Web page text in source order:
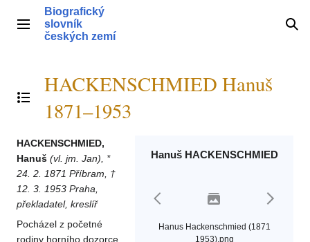
obsahHlavní menu
Biografický
slovník
českých zemí
Přepnout obsah
HACKENSCHMIED Hanuš
1871–1953
Hanuš HACKENSCHMIED
Hanus Hackenschmied (1871
1953).png
HACKENSCHMIED,
Hanuš (vl. jm. Jan), *
24. 2. 1871 Příbram, †
12. 3. 1953 Praha,
překladatel, kreslíř
Pocházel z početné
rodiny horního dozorce